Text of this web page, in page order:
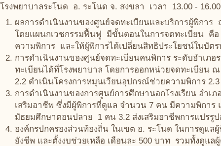
โรงพยาบาลระโนด อ. ระโนด จ. สงขลา เวลา 13.00 -
ผลการดำเนินงานของศูนย์จดทะเบียนและบริการผู้พิกา
โดยแผนกเวชกรรมฟื้นฟู มีขั้นตอนในการจดทะเบียน คือ
ความพิการ และให้ผู้พิการได้เปลี่ยนสิทธิประโยชน์ในบัตร
การดำเนินงานของศูนย์จดทะเบียนคนพิการ ระดับอำเภ
ทะเบียนได้ที่โรงพยาบาล โดยการออกหน่วยจดทะเบี
2.2 ดำเนินโครงการหมุนเวียนอุปกรณ์ช่วยความพิการ
การดำเนินงานของการศูนย์การศึกษานอกโรงเรียน อำ
เสริมอาชีพ ซึ่งมีผู้พิการที่ดูแล จำนวน 7 คน มีความพิกา
มัธยมศึกษาตอนปลาย 1 คน 3.2 ส่งเสริมอาชีพการแปร
องค์กรปกครองส่วนท้องถิ่น ในเขต อ. ระโนด ในการดูแล
ยังชีพ และตั้งงบช่วยเหลือ เดือนละ 500 บาท รวมทั้งดูแล